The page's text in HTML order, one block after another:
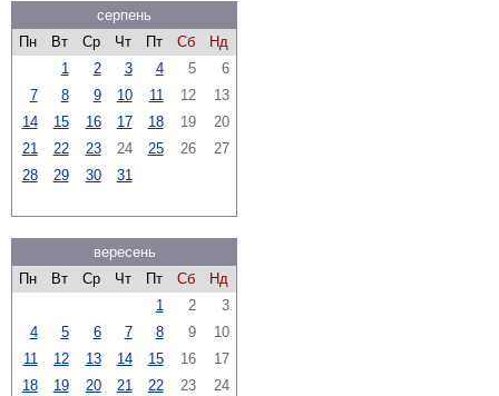
серпень
Пн
Вт Ср Чт Пт Сб
Нд
1
2 3 4 5
6
7
8 9 10 11 12
13
14
15 16 17 18 19
20
21
22 23 24 25 26
27
28
29 30 31
вересень
Пн
Вт Ср Чт Пт Сб
Нд
1
2
3
4
5 6 7 8 9
10
11
12 13 14 15 16
17
18
19 20 21 22 23
24